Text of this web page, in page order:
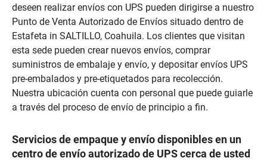
deseen realizar envíos con UPS pueden dirigirse a nuestro
Punto de Venta Autorizado de Envíos situado dentro de
Estafeta in SALTILLO, Coahuila. Los clientes que visitan
esta sede pueden crear nuevos envíos, comprar
suministros de embalaje y envío, y depositar envíos UPS
pre-embalados y pre-etiquetados para recolección.
Nuestra ubicación cuenta con personal que puede guiarle
a través del proceso de envío de principio a fin.
Servicios de empaque y envío disponibles en un
centro de envío autorizado de UPS cerca de usted